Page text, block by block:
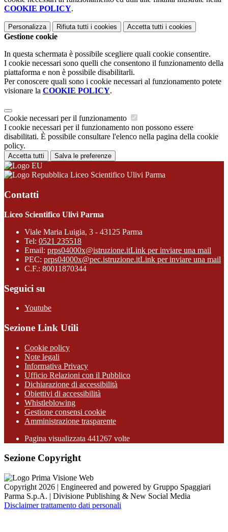
COOKIE POLICY.
Personalizza Rifiuta tutti i cookies Accetta tutti i cookies
Gestione cookie
In questa schermata è possibile scegliere quali cookie consentire.
I cookie necessari sono quelli che consentono il funzionamento della
piattaforma e non è possibile disabilitarli.
Per conoscere quali sono i cookie necessari al funzionamento potete
visionare la COOKIE POLICY.
Cookie necessari per il funzionamento
I cookie necessari per il funzionamento non possono essere
disabilitati. È possibile consultare l'elenco nella pagina della cookie
policy.
Accetta tutti Salva le preferenze
Liceo Scientifico Ulivi Parma
Contatti
Liceo Scientifico Ulivi Parma
Viale Maria Luigia, 3 - 43125 Parma
Tel: 0521 235518
Email: prps04000x@istruzione.itLink per inviare una mail
PEC: prps04000x@pec.istruzione.itLink per inviare una mail
C.F.: 80011870344
Seguici su
Youtube
Sezione Link Utili
Cookie policy
Note legali
Informativa Privacy
Ufficio Relazioni con il Pubblico
Dichiarazione di accessibilità
Obiettivi di accessibilità
Whistleblowing
Gestione consensi cookie
Amministrazione trasparente
Pagina visualizzata 441267 volte
Sezione Copyright
Copyright 2026 | Engineered and powered by Gruppo Spaggiari
Parma S.p.A. | Divisione Publishing & New Social Media
Disclaimer trattamento dati personali